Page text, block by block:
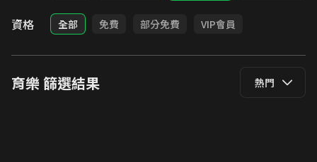
資格 全部 免費 部分免費 VIP會員
育樂篩選結果 熱門